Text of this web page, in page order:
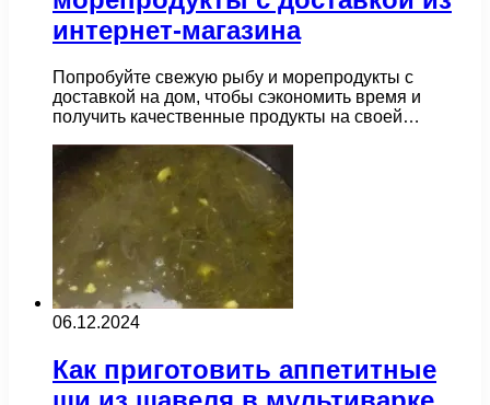
интернет-магазина
Попробуйте свежую рыбу и морепродукты с
доставкой на дом, чтобы сэкономить время и
получить качественные продукты на своей…
06.12.2024
Как приготовить аппетитные